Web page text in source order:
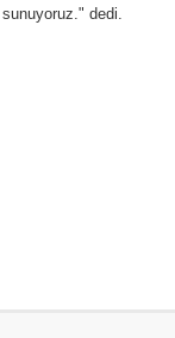
dedi.